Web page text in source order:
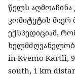
წელს
კომიტეტის
ექსპედიციამ,
in Kvemo Kartli,
south, 1 km